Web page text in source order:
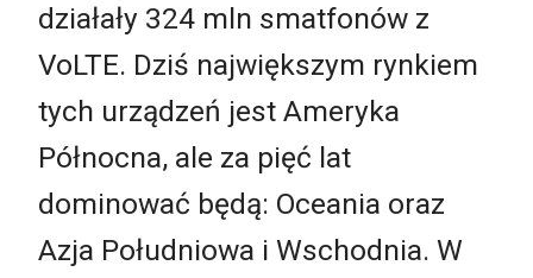
działały 324 mln smatfonów z
VoLTE. Dziś największym rynkiem
tych urządzeń jest Ameryka
Północna, ale za pięć lat
dominować będą: Oceania oraz
Azja Południowa i Wschodnia. W